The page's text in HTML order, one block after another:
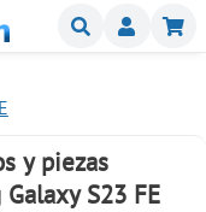
Buscar
y piezas
Galaxy S23 FE